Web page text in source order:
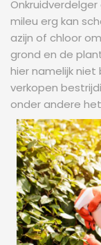
mileu erg kan
azijn of chloor
grond en de
hier namelijk niet
verkopen
onder andere